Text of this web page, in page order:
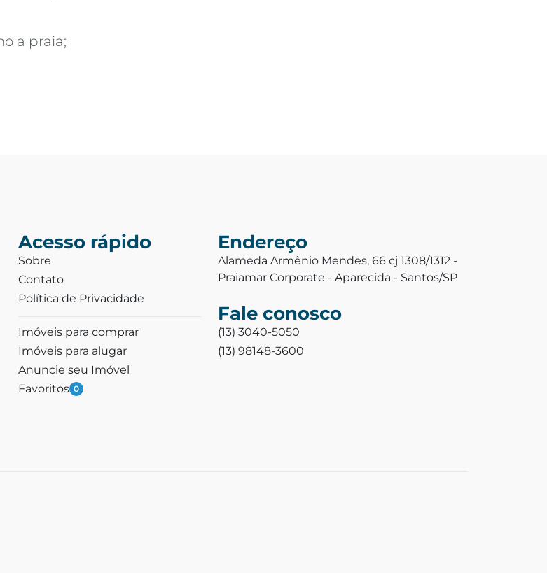
a praia;
Acesso rápido
Sobre
Contato
Política de Privacidade
Imóveis para comprar
Imóveis para alugar
Anuncie seu Imóvel
Favoritos 0
Endereço
Alameda Armênio Mendes, 66 cj 1308/1312 -
Praiamar Corporate - Aparecida - Santos/SP
Fale conosco
(13) 3040-5050
(13) 98148-3600